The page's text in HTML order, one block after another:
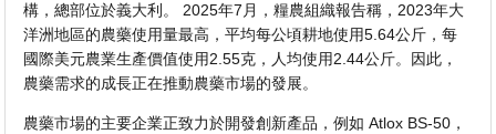
構，總部位於義大利。 2025年7月，糧農組織報告稱，2023年大
洋洲地區的農藥使用量最高，平均每公頃耕地使用5.64公斤，每
國際美元農業生產價值使用2.55克，人均使用2.44公斤。因此，
農藥需求的成長正在推動農藥市場的發展。
農藥市場的主要企業正致力於開發創新產品，例如 Atlox BS-50，